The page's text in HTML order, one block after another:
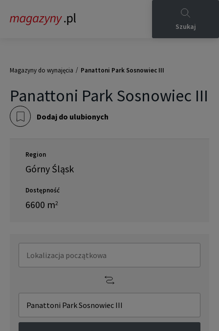
Szukaj
Magazyny do wynajęcia / Panattoni Park Sosnowiec III
Panattoni Park Sosnowiec III
Dodaj do ulubionych
Region
Górny Śląsk
Dostępność
6600 m2